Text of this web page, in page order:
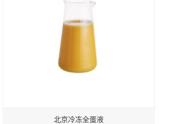
北京冷冻全蛋液